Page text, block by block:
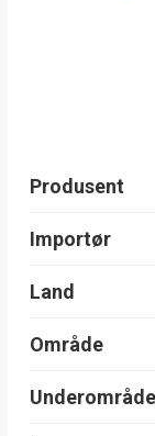
Produsent
Importør
Land
Område
Underområde